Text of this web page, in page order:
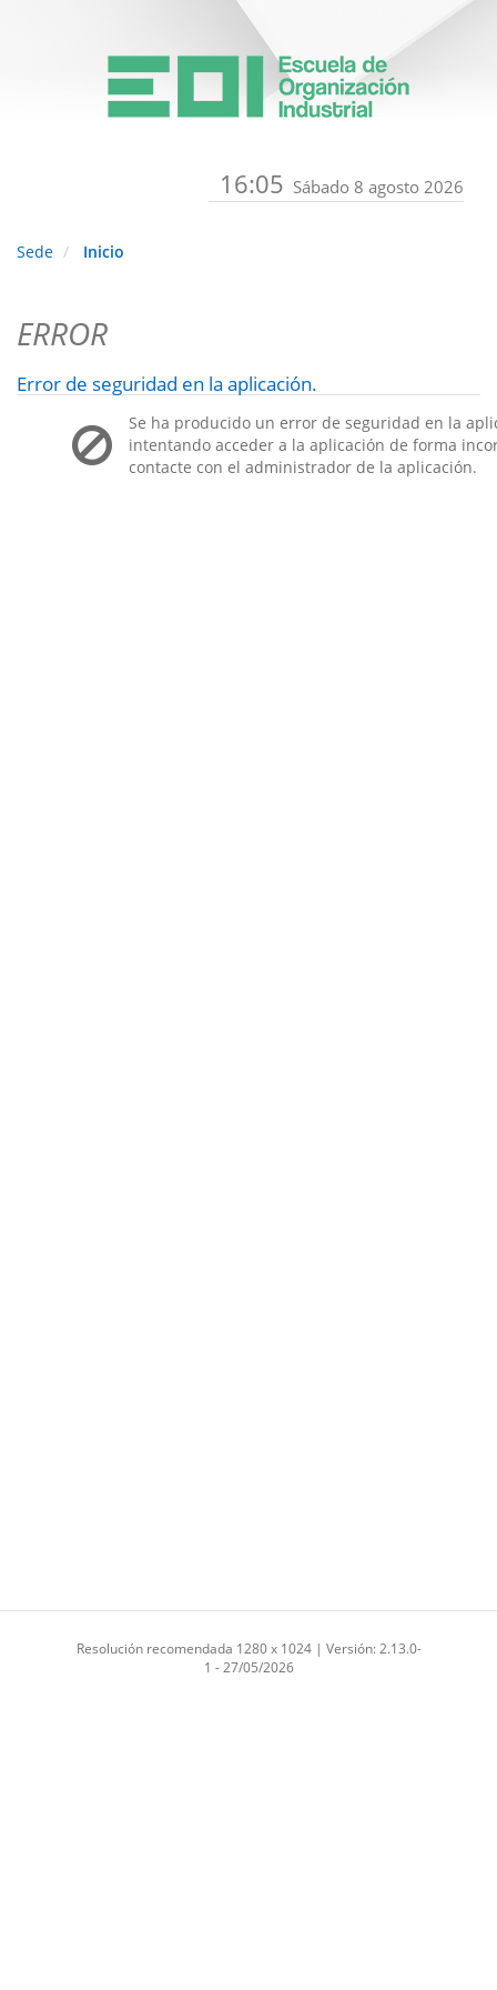
16:05 Sábado 8 agosto 2026
Sede Inicio
ERROR
Error de seguridad en la aplicación.
Se ha producido un error de seguridad en la
intentando acceder a la aplicación de forma
contacte con el administrador de la aplicación.
Resolución recomendada 1280 x 1024 | Versión: 2.13.0-
1 - 27/05/2026